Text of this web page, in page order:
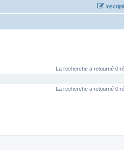
La recherche a retourné 0
La recherche a retourné 0